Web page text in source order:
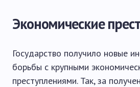
Экономические
Государство получило новые
борьбы с крупными
преступлениями. Так, за